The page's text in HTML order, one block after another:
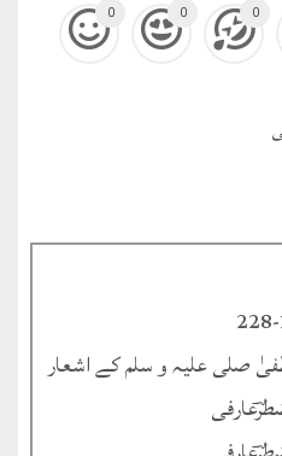
0 0 0
صلی علیہ و سلم کے اشعار